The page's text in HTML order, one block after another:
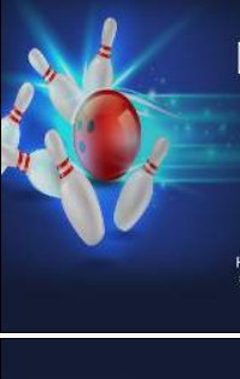
Knock em Down - Event Center (Växjö)
Kristinehamns Bowling (Kristinehamn)
Kungsbacka Bowling- och Squashcenter (Kungsbacka)
Køge Bowling Center
Lucky Bowl Gävle
Lucky Bowl Ängelholm